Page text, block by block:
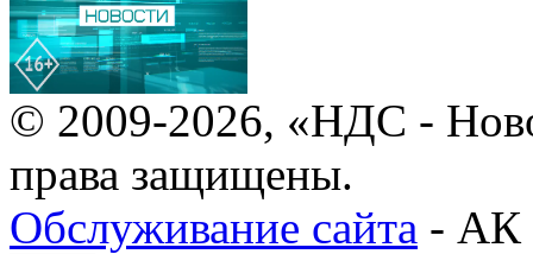
© 2009-2026, «НДС -
права защищены.
Обслуживание сайта - АК